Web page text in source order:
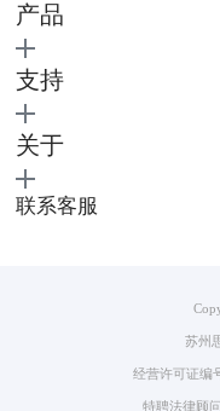
条上的矩形即可调整区域大
风、系统音频等一些功能，
产品
支持
关于
联系客服
苏州
经营许可证编
特聘法律顾